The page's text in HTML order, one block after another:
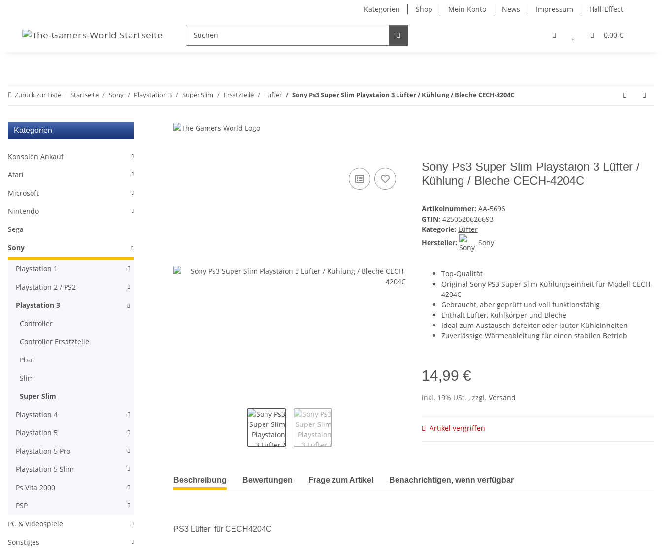
Kategorien Shop Mein Konto News Impressum Hall-Effect
0,00 €
Zurück zur Liste Startseite Sony Playstation 3 Super Slim Ersatzteile Lüfter Sony Ps3 Super Slim Playstaion 3 Lüfter / Kühlung / Bleche CECH-4204C
Sony Ps3 Super Slim Playstaion 3 Lüfter /
Kühlung / Bleche CECH-4204C
Artikelnummer: AA-5696
GTIN: 4250520626693
Kategorie: Lüfter
Hersteller:
Sony
Top-Qualität
Original Sony PS3 Super Slim Kühlungseinheit für Modell CECH-
4204C
Gebraucht, aber geprüft und voll funktionsfähig
Enthält Lüfter, Kühlkörper und Bleche
Ideal zum Austausch defekter oder lauter Kühleinheiten
Zuverlässige Wärmeableitung für einen stabilen Betrieb
14,99 €
inkl. 19% USt. , zzgl. Versand
Artikel vergriffen
weitere Registerkarten anzeigen
Beschreibung Bewertungen Frage zum Artikel Benachrichtigen, wenn verfügbar
PS3 Lüfter für CECH4204C
Kategorien
Konsolen Ankauf
Atari
Microsoft
Nintendo
Sega
Sony
Playstation 1
Playstation 2 / PS2
Playstation 3
Controller
Controller Ersatzteile
Phat
Slim
Super Slim
Playstation 4
Playstation 5
Playstation 5 Pro
Playstation 5 Slim
Ps Vita 2000
PSP
PC & Videospiele
Sonstiges